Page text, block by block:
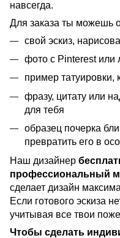
навсегда.
Для заказа ты можешь
свой эскиз,
фото с Pinterest или
пример татуировки,
фразу, цитату или
для тебя
образец почерка
превратить его в
Наш дизайнер
профессиональный
сделает дизайн
Если готового эскиза
учитывая все твои
Чтобы сделать